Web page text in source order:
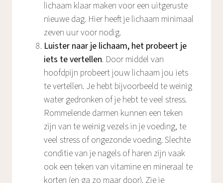
lichaam klaar maken voor een uitgeruste
nieuwe dag. Hier heeft je lichaam minimaal
zeven uur voor nodig.
Luister naar je lichaam, het probeert je
iets te vertellen. Door middel van
hoofdpijn probeert jouw lichaam jou iets
te vertellen. Je hebt bijvoorbeeld te weinig
water gedronken of je hebt te veel stress.
Rommelende darmen kunnen een teken
zijn van te weinig vezels in je voeding, te
veel stress of ongezonde voeding. Slechte
conditie van je nagels of haren zijn vaak
ook een teken van vitamine en mineraal te
korten (en ga zo maar door). Zie je